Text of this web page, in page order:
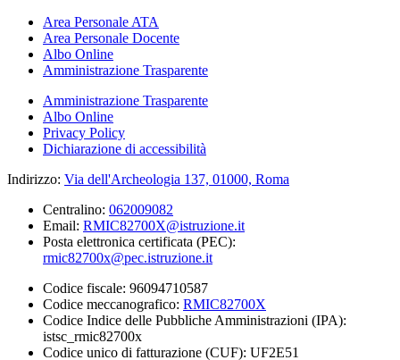
Area Personale ATA
Area Personale Docente
Albo Online
Amministrazione Trasparente
Amministrazione Trasparente
Albo Online
Privacy Policy
Dichiarazione di accessibilità
Indirizzo: Via dell'Archeologia 137, 01000, Roma
Centralino: 062009082
Email: RMIC82700X@istruzione.it
Posta elettronica certificata (PEC):
rmic82700x@pec.istruzione.it
Codice fiscale: 96094710587
Codice meccanografico: RMIC82700X
Codice Indice delle Pubbliche Amministrazioni (IPA):
istsc_rmic82700x
Codice unico di fatturazione (CUF): UF2E51